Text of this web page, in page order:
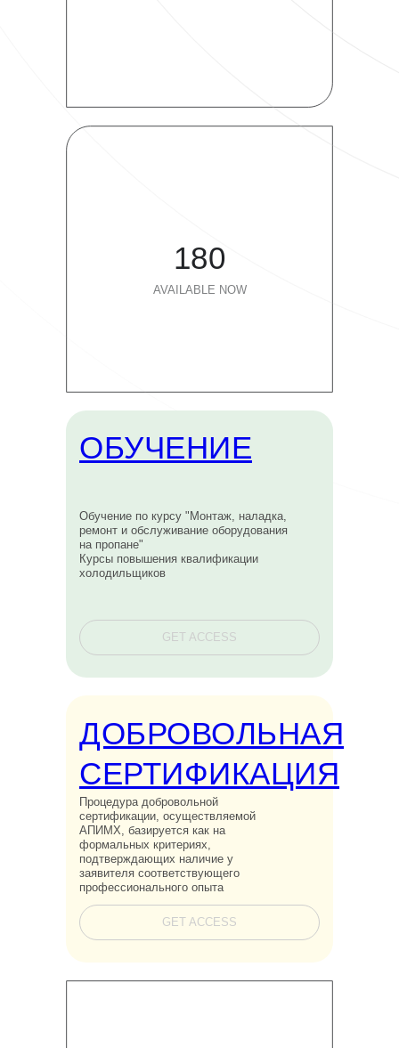
AVAILABLE NOW
180
GET ACCESS
Процедура добровольной
сертификации, осуществляемой
АПИМХ, базируется как на
формальных критериях,
подтверждающих наличие у
заявителя соответствующего
профессионального опыта
ДОБРОВОЛЬНАЯ
СЕРТИФИКАЦИЯ
GET ACCESS
Обучение по курсу "Монтаж, наладка,
ремонт и обслуживание оборудования
на пропане"
Курсы повышения квалификации
холодильщиков
ОБУЧЕНИЕ